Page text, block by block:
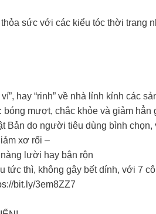
sức với các kiểu tóc thời trang
hay “rinh” về nhà lỉnh kỉnh các
mượt, chắc khỏe và giảm
do người tiêu dùng bình
xơ rối –
lười hay bận rộn
tức thì, không gây bết dính, với 7
bit.ly/3em8ZZ7